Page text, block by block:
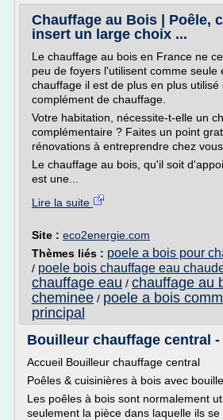
Chauffage au Bois | Poêle,
insert un large choix ...
Le chauffage au bois en France ne
peu de foyers l'utilisent comme seule
chauffage il est de plus en plus utilisé
complément de chauffage.
Votre habitation, nécessite-t-elle un
complémentaire ? Faites un point
rénovations à entreprendre chez
Le chauffage au bois, qu'il soit
est une...
Lire la suite
Site : eco2energie.com
Thèmes liés : poele a bois pour
/ poele bois chauffage eau
chauffage eau / chauffage au
cheminee / poele a bois
principal
Bouilleur chauffage central
Accueil Bouilleur chauffage central
Poêles & cuisinières à bois avec
Les poêles à bois sont normalement
seulement la pièce dans laquelle ils